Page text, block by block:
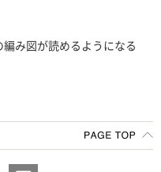
み図が読めるようになる